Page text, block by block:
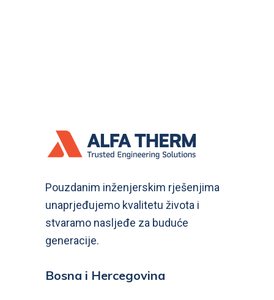
Pouzdanim inženjerskim rješenjima
unaprjeđujemo kvalitetu života i
stvaramo nasljeđe za buduće
generacije.
Bosna i Hercegovina